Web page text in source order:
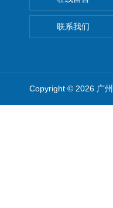
联系我们
Copyright © 2026 广